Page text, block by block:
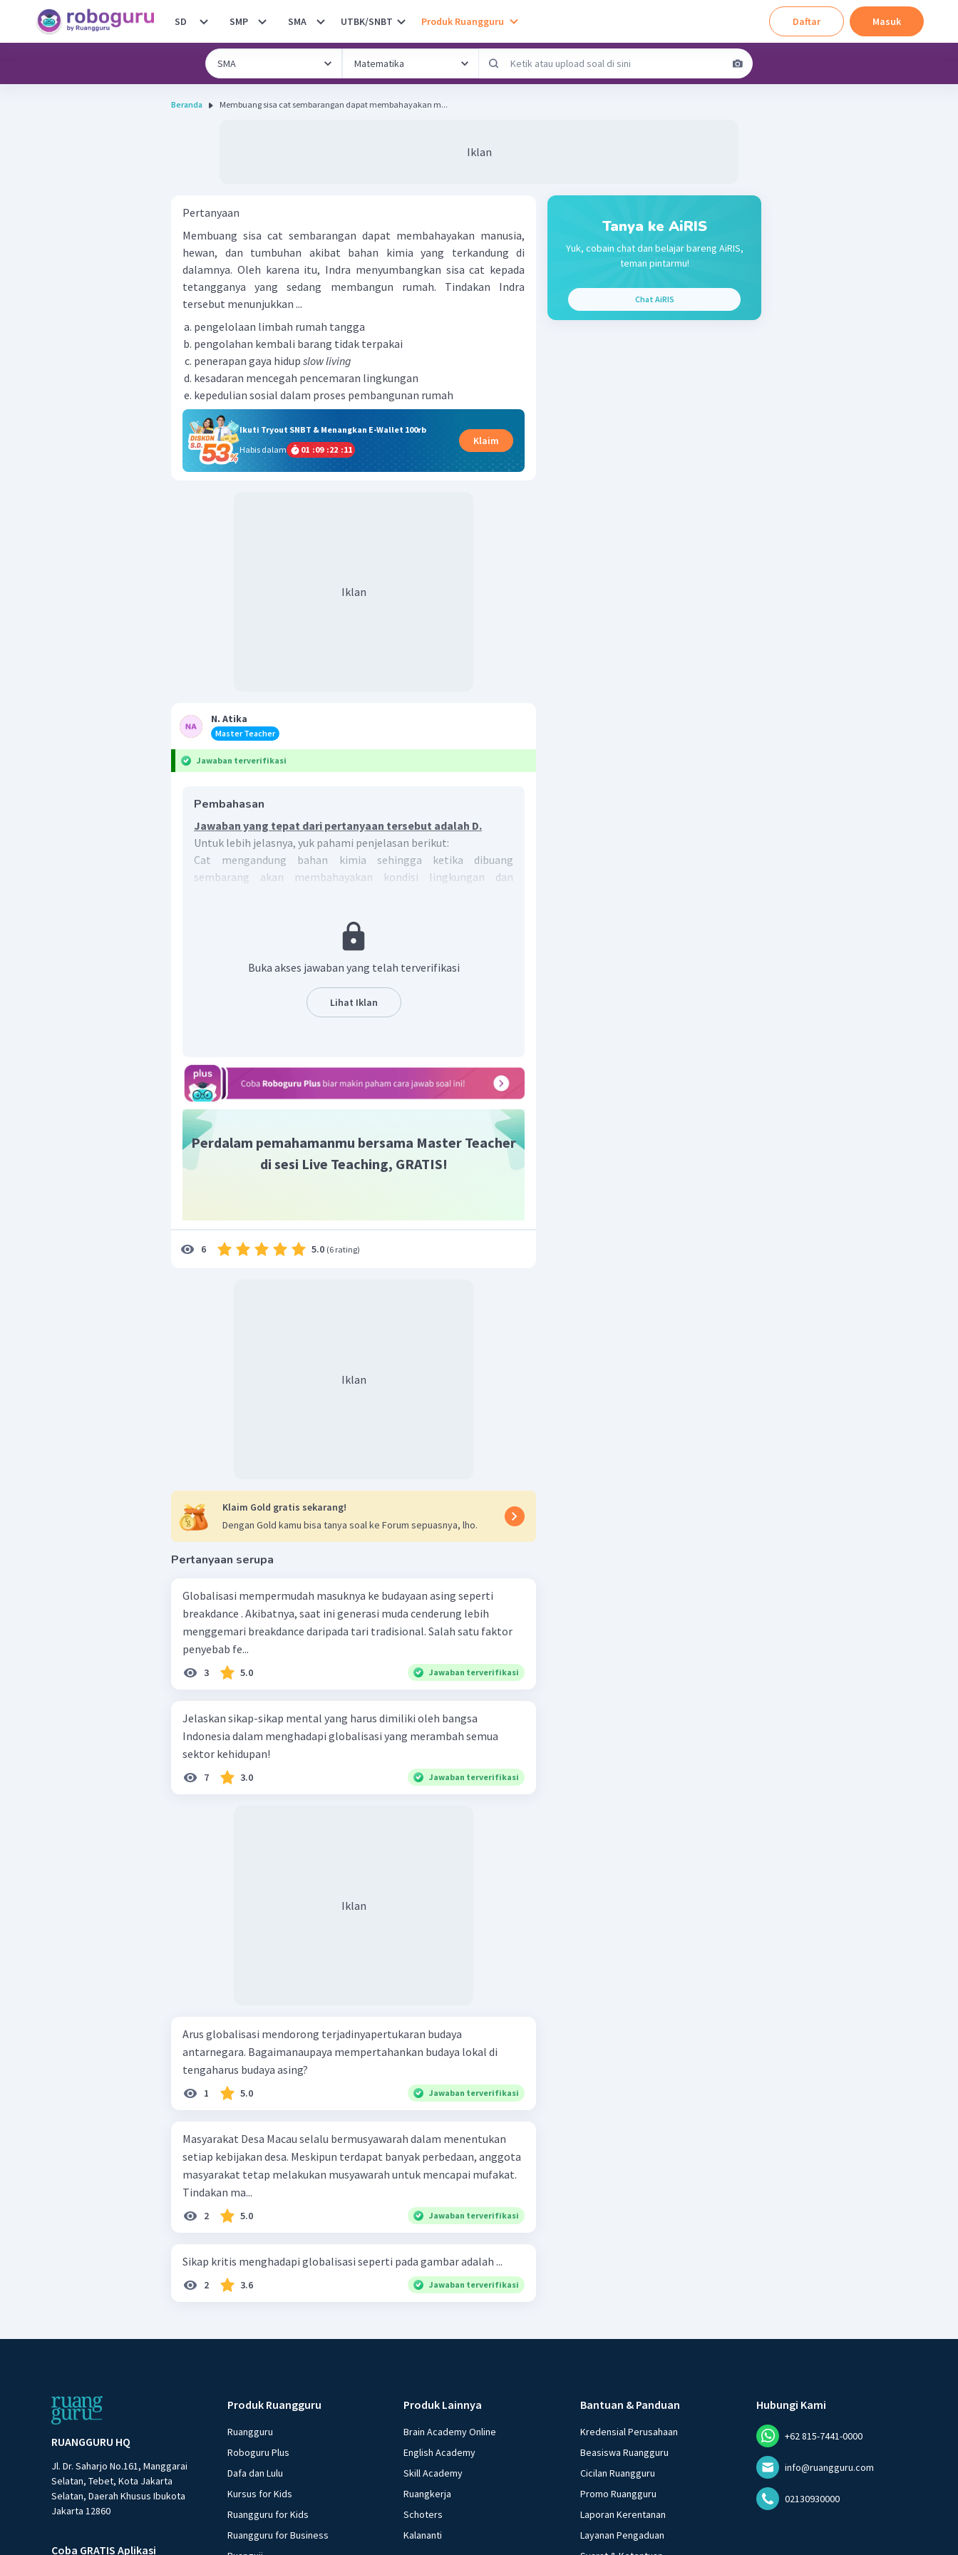
SD SMP SMA UTBK/SNBT Produk Ruangguru Daftar Masuk
Beranda Membuang sisa cat sembarangan dapat membahayakan m...
Iklan
Pertanyaan
Membuang sisa cat sembarangan dapat membahayakan manusia,
hewan, dan tumbuhan akibat bahan kimia yang terkandung di
dalamnya. Oleh karena itu, Indra menyumbangkan sisa cat kepada
tetangganya yang sedang membangun rumah. Tindakan Indra
tersebut menunjukkan ...
pengelolaan limbah rumah tangga
pengolahan kembali barang tidak terpakai
penerapan gaya hidup slow living
kesadaran mencegah pencemaran lingkungan
kepedulian sosial dalam proses pembangunan rumah
Ikuti Tryout SNBT & Menangkan E-Wallet 100rb
Habis dalam
01 :09 :22 :11
Klaim
Iklan
N. Atika
Master Teacher
Jawaban terverifikasi
Pembahasan
Jawaban yang tepat dari pertanyaan tersebut adalah D.
Untuk lebih jelasnya, yuk pahami penjelasan berikut:
Cat mengandung bahan kimia sehingga ketika dibuang
sembarang akan membahayakan kondisi lingkungan dan
kepada tetangga yang sedang memerlukannya.
tersebut sebagai upaya mencegah pencemaran lingkungan.
Jadi, jawaban yang tepat adalah D.
Buka akses jawaban yang telah terverifikasi
Lihat Iklan
Perdalam pemahamanmu bersama Master Teacher
di sesi Live Teaching, GRATIS!
6 5.0 (6 rating)
Iklan
Klaim Gold gratis sekarang!
Dengan Gold kamu bisa tanya soal ke Forum sepuasnya, lho.
Pertanyaan serupa
Globalisasi mempermudah masuknya ke budayaan asing seperti
breakdance . Akibatnya, saat ini generasi muda cenderung lebih
menggemari breakdance daripada tari tradisional. Salah satu faktor
penyebab fe...
3 5.0 Jawaban terverifikasi
Jelaskan sikap-sikap mental yang harus dimiliki oleh bangsa
Indonesia dalam menghadapi globalisasi yang merambah semua
sektor kehidupan!
7 3.0 Jawaban terverifikasi
Iklan
Arus globalisasi mendorong terjadinyapertukaran budaya
antarnegara. Bagaimanaupaya mempertahankan budaya lokal di
tengaharus budaya asing?
1 5.0 Jawaban terverifikasi
Masyarakat Desa Macau selalu bermusyawarah dalam menentukan
setiap kebijakan desa. Meskipun terdapat banyak perbedaan, anggota
masyarakat tetap melakukan musyawarah untuk mencapai mufakat.
Tindakan ma...
2 5.0 Jawaban terverifikasi
Sikap kritis menghadapi globalisasi seperti pada gambar adalah ...
2 3.6 Jawaban terverifikasi
Tanya ke AiRIS
Yuk, cobain chat dan belajar bareng AiRIS,
teman pintarmu!
Chat AiRIS
RUANGGURU HQ
Jl. Dr. Saharjo No.161, Manggarai
Selatan, Tebet, Kota Jakarta
Selatan, Daerah Khusus Ibukota
Jakarta 12860
Coba GRATIS Aplikasi
Produk Ruangguru
Ruangguru
Roboguru Plus
Dafa dan Lulu
Kursus for Kids
Ruangguru for Kids
Ruangguru for Business
Produk Lainnya
Brain Academy Online
English Academy
Skill Academy
Ruangkerja
Schoters
Kalananti
Bantuan & Panduan
Kredensial Perusahaan
Beasiswa Ruangguru
Cicilan Ruangguru
Promo Ruangguru
Laporan Kerentanan
Layanan Pengaduan
Hubungi Kami
+62 815-7441-0000
info@ruangguru.com
02130930000